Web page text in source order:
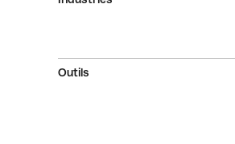
Outils